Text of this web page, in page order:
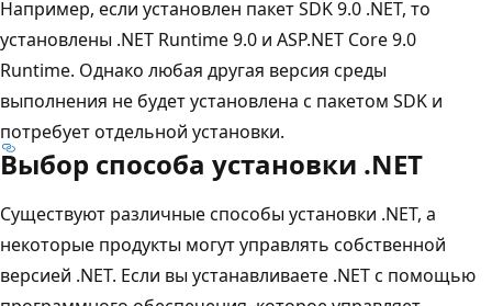
Например, если установлен пакет SDK 9.0 .NET, то
установлены .NET Runtime 9.0 и ASP.NET Core 9.0
Runtime. Однако любая другая версия среды
выполнения не будет установлена с пакетом SDK и
потребует отдельной установки.
Выбор способа установки .NET
Существуют различные способы установки .NET, а
некоторые продукты могут управлять собственной
версией .NET. Если вы устанавливаете .NET с помощью